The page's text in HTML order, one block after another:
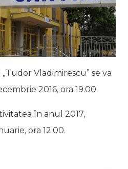
Vladimirescu” se va
2016, ora 19.00.
în anul 2017,
ora 12.00.